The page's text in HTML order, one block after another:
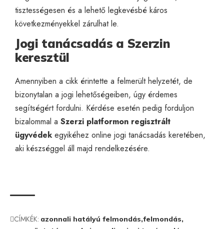
tisztességesen és a lehető legkevésbé káros
következményekkel zárulhat le.
Jogi tanácsadás a Szerzin
keresztül
Amennyiben a cikk érintette a felmerült helyzetét, de
bizonytalan a jogi lehetőségeiben, úgy érdemes
segítségért fordulni. Kérdése esetén pedig forduljon
bizalommal a Szerzi platformon regisztrált
ügyvédek egyikéhez online jogi tanácsadás keretében,
aki készséggel áll majd rendelkezésére.
CÍMKÉK: azonnali hatályú felmondás felmondás